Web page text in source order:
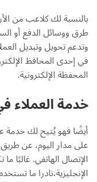
طرق ووسائل الدفع أو
وتدعم تحويل وتبديل
في إحدى المحافظ
المحفظة الإلكترونية.
خدمة العملاء
أيضًا فهو يُتيح لك خدمة
على مدار اليوم، عن طريق
الإتصال الهاتفي. غالبًا
الإنجليزية،نادرا ما